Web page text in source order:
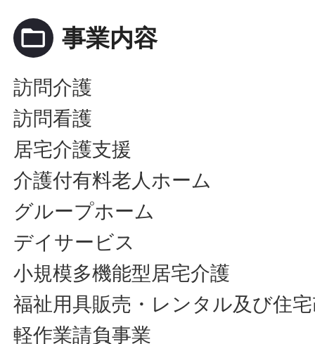
folder_open 事業内容
訪問介護
訪問看護
居宅介護支援
介護付有料老人ホーム
グループホーム
デイサービス
小規模多機能型居宅介護
福祉用具販売・レンタル及び住
軽作業請負事業